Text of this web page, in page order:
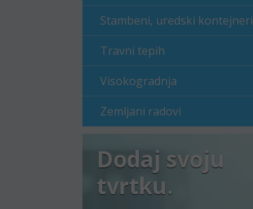
Stambeni, uredski kontejneri
Travni tepih
Visokogradnja
Zemljani radovi
Dodaj svoju
tvrtku.